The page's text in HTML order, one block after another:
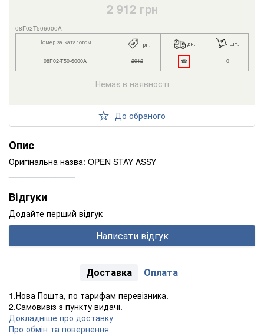
2 912 грн
08F02T506000A
Номер за каталогом грн. дн. шт.
08F02-T50-6000A 2912 ☎ 0
Немає в наявності
До обраного
Опис
Оригінальна назва: OPEN STAY ASSY
Відгуки
Додайте перший відгук
Написати відгук
Доставка Оплата
1.Нова Пошта, по тарифам перевізника.
2.Самовивіз з пункту видачі.
Докладніше про доставку
Про обмін та повернення